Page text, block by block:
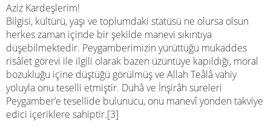
Aziz Kardeşlerim!
Bilgisi, kültürü, yaşı ve toplumdaki statüsü ne olursa olsun
herkes zaman içinde bir şekilde manevi sıkıntıya
düşebilmektedir. Peygamberimizin yürüttüğü mukaddes
risâlet görevi ile ilgili olarak bazen üzüntüye kapıldığı, moral
bozukluğu içine düştüğü görülmüş ve Allah Teâlâ vahiy
yoluyla onu teselli etmiştir. Duhâ ve İnşirâh sureleri
Peygamber’e tesellide bulunucu, onu manevî yönden takviye
edici içeriklere sahiptir.[3]